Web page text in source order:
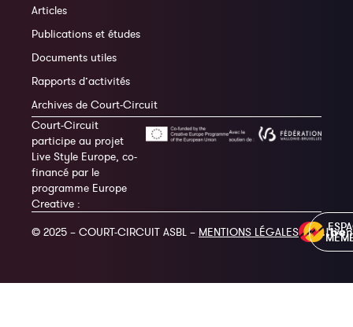
Articles
Publications et études
Documents utiles
Rapports d’activités
Archives de Court-Circuit
Court-Circuit
participe au projet
Live Style Europe, co-
financé par le
programme Europe
Creative :
© 2025 – COURT-CIRCUIT ASBL – MENTIONS LÉGALES